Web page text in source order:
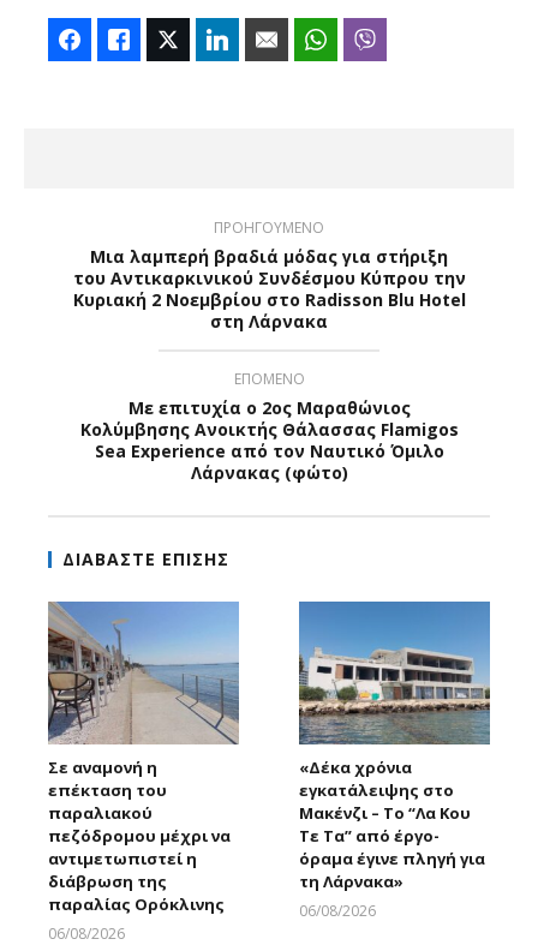
FacebookLike Twitter LinkedIn Email WhatsApp
ΠΡΟΗΓΟΥΜΕΝΟ
Μια λαμπερή βραδιά μόδας για στήριξη
του Αντικαρκινικού Συνδέσμου Κύπρου την
Κυριακή 2 Νοεμβρίου στο Radisson Blu Hotel
στη Λάρνακα
ΕΠΟΜΕΝΟ
Με επιτυχία ο 2ος Μαραθώνιος
Κολύμβησης Ανοικτής Θάλασσας Flamigos
Sea Experience από τον Ναυτικό Όμιλο
Λάρνακας (φώτο)
ΔΙΑΒΑΣΤΕ ΕΠΙΣΗΣ
Σε αναμονή η
επέκταση του
παραλιακού
πεζόδρομου μέχρι να
αντιμετωπιστεί η
διάβρωση της
παραλίας Ορόκλινης
06/08/2026
«Δέκα χρόνια
εγκατάλειψης στο
Μακένζι – Το “Λα Κου
Τε Τα” από έργο-
όραμα έγινε πληγή για
τη Λάρνακα»
06/08/2026